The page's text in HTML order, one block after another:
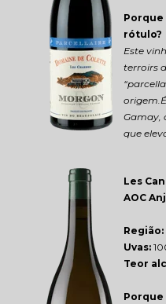
Porque
rótulo?
Este
terroirs
Gamay,
que
Les
AOC
Região:
Uvas:
Teor
Porque